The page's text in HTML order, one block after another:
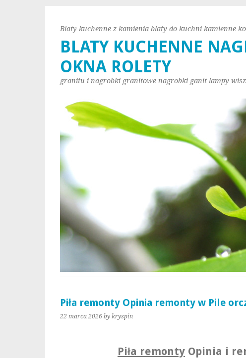
BLATY KUCHENNE
OKNA ROLETY
Blaty kuchenne z kamienia blaty do kuchni kamienne
granitu i nagrobki granitowe nagrobki ganit lampy
Piła remonty Opinia remonty w Pile
22 marca 2026 by kryspin
Piła remontyOpinia i